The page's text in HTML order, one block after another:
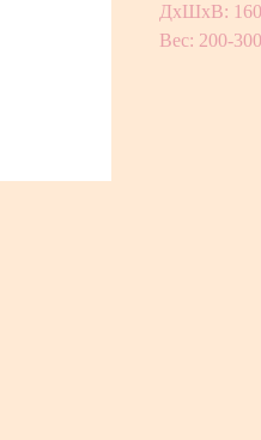
ДxШxВ:
Вес: 200-